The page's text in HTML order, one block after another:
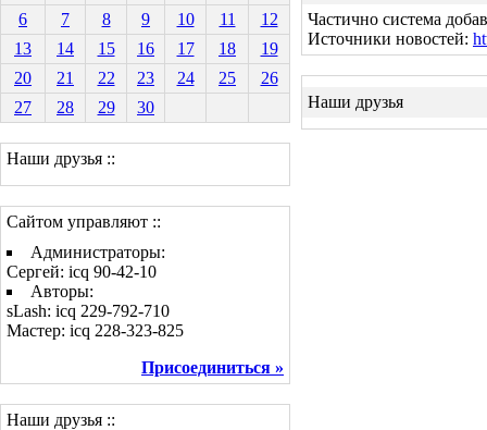
6
7 8 9 10 11
12
13
14 15 16 17 18
19
20
21 22 23 24 25
26
27
28 29 30
Наши друзья ::
Сайтом управляют ::
Администраторы:
Сергей: icq 90-42-10
Авторы:
sLash: icq 229-792-710
Мастер: icq 228-323-825
Присоединиться »
Наши друзья ::
Частично система
Источники новостей:
Наши друзья